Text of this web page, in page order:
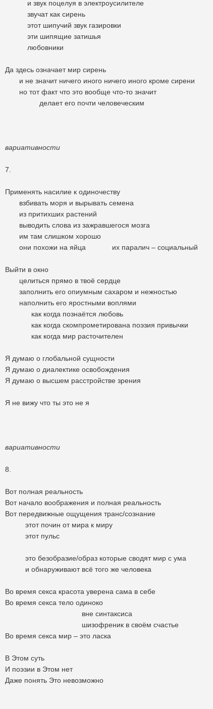
и звук поцелуя в электроусилителе
звучат как сирень
этот шипучий звук газировки
эти шипящие затишья
любовники
Да здесь означает мир сирень
и не значит ничего иного ничего иного кроме сирени
но тот факт что это вообще что-то значит
делает его почти человеческим
вариативности
7.
Применять насилие к одиночеству
взбивать моря и вырывать семена
из притихших растений
выводить слова из зажравшегося мозга
им там слишком хорошо
они похожи на яйца их паралич – социальный
Выйти в окно
целиться прямо в твоё сердце
заполнить его опиумным сахаром и нежностью
наполнить его яростными воплями
как когда познаётся любовь
как когда скомпрометирована поэзия привычки
как когда мир расточителен
Я думаю о глобальной сущности
Я думаю о диалектике освобождения
Я думаю о высшем расстройстве зрения
Я не вижу что ты это не я
вариативности
8.
Вот полная реальность
Вот начало воображения и полная реальность
Вот передвижные ощущения транс/сознание
этот почин от мира к миру
этот пульс
это безобразие/образ которые сводят мир с ума
и обнаруживают всё того же человека
Во время секса красота уверена сама в себе
Во время секса тело одиноко
вне синтаксиса
шизофреник в своём счастье
Во время секса мир – это ласка
В Этом суть
И поэзии в Этом нет
Даже понять Это невозможно